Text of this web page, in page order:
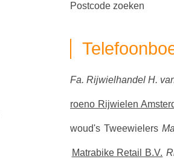
postcode zoeken
Fa. Rijwielhandel H.
roeno Rijwielen
woud's Tweewielers
Matrabike Retail B.V.